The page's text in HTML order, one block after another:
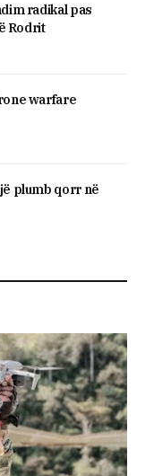
radikal pas
Rodrit
warfare
plumb qorr në